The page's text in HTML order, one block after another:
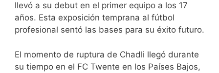
llevó a su debut en el primer equipo a los 17
años. Esta exposición temprana al fútbol
profesional sentó las bases para su éxito futuro.
El momento de ruptura de Chadli llegó durante
su tiempo en el FC Twente en los Países Bajos,